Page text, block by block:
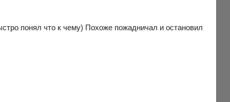
понял что к чему) Похоже пожадничал и остановил